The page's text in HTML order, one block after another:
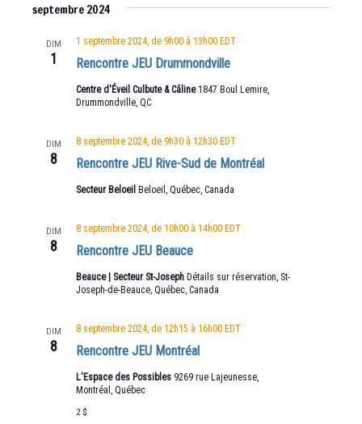
septembre 2024
DIM
1 Rencontre JEU Drummondville
1 septembre 2024, de 9h00à 13h00 EDT
Centre d'Éveil Culbute & Câline 1847 Boul Lemire,
Drummondville, QC
DIM
8 Rencontre JEU Rive-Sud de Montréal
8 septembre 2024, de 9h30à 12h30 EDT
Secteur Beloeil Beloeil, Québec, Canada
DIM
8 Rencontre JEU Beauce
8 septembre 2024, de 10h00à 14h00 EDT
Beauce | Secteur St-Joseph Détails sur réservation, St-
Joseph-de-Beauce, Québec, Canada
DIM
8 Rencontre JEU Montréal
8 septembre 2024, de 12h15 à 16h00 EDT
L'Espace des Possibles 9269 rue Lajeunesse,
Montréal, Québec
2 $